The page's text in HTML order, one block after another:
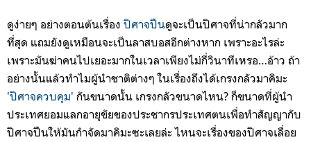
ดูง่ายๆ อย่างตอนต้นเรื่อง ปิศาจปืนดูจะเป็นปิศาจที่น่ากลัวมาก
ที่สุด แถมยังดูเหมือนจะเป็นลาสบอสอีกต่างหาก เพราะอะไรล่ะ
เพราะมันฆ่าคนไปเยอะมากในเวลาเพียงไม่กี่วินาทีเหรอ…อ้าว ถ้า
อย่างนั้นแล้วทำไมผู้นำชาติต่างๆ ในเรื่องถึงได้เกรงกลัวมาคิมะ
'ปิศาจควบคุม' กันขนาดนั้น เกรงกลัวขนาดไหน? ก็ขนาดที่ผู้นำ
ประเทศยอมแลกอายุขัยของประชากรประเทศตนเพื่อทำสัญญากับ
ปิศาจปืนให้มันกำจัดมาคิมะซะเลยล่ะไหนจะเรื่องของปิศาจเลื่อย